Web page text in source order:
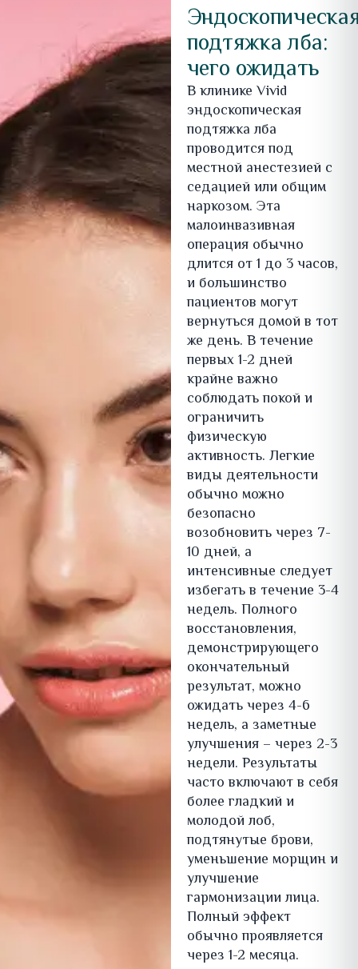
подтяжка лба:
чего ожидать
В клинике Vivid
эндоскопическая
подтяжка лба
проводится под
местной анестезией с
седацией или общим
наркозом. Эта
малоинвазивная
операция обычно
длится от 1 до 3 часов,
и большинство
пациентов могут
вернуться домой в тот
же день. В течение
первых 1-2 дней
крайне важно
соблюдать покой и
ограничить
физическую
активность. Легкие
виды деятельности
обычно можно
безопасно
возобновить через 7-
10 дней, а
интенсивные следует
избегать в течение 3-4
недель. Полного
восстановления,
демонстрирующего
окончательный
результат, можно
ожидать через 4-6
недель, а заметные
улучшения – через 2-3
недели. Результаты
часто включают в себя
более гладкий и
молодой лоб,
подтянутые брови,
уменьшение морщин и
улучшение
гармонизации лица.
Полный эффект
обычно проявляется
через 1-2 месяца.